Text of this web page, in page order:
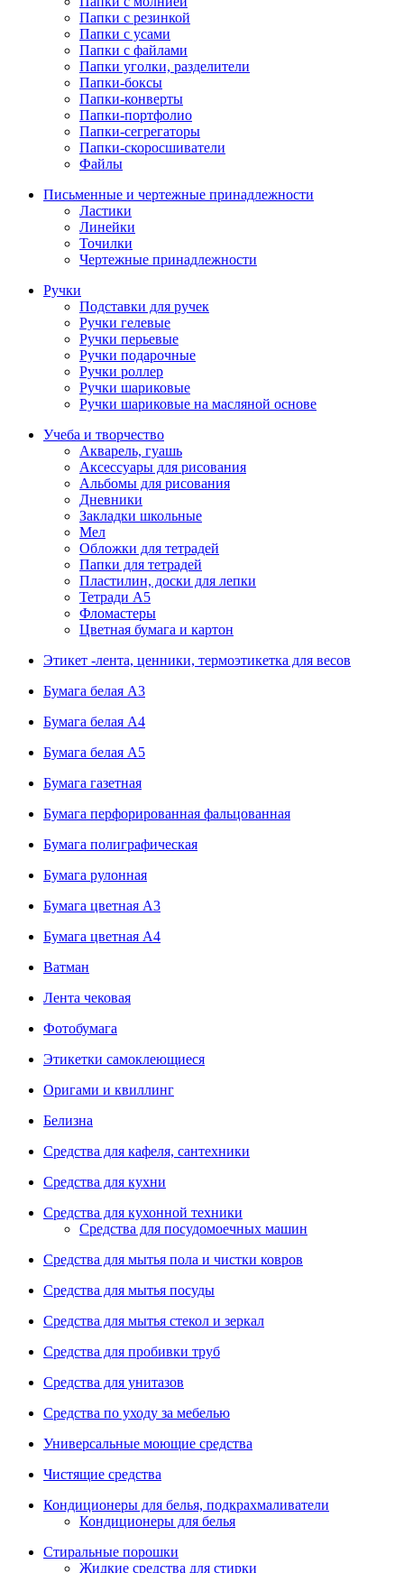
Папки с резинкой
Папки с усами
Папки с файлами
Папки уголки, разделители
Папки-боксы
Папки-конверты
Папки-портфолио
Папки-сегрегаторы
Папки-скоросшиватели
Файлы
Письменные и чертежные принадлежности
Ластики
Линейки
Точилки
Чертежные принадлежности
Ручки
Подставки для ручек
Ручки гелевые
Ручки перьевые
Ручки подарочные
Ручки роллер
Ручки шариковые
Ручки шариковые на масляной основе
Учеба и творчество
Акварель, гуашь
Аксессуары для рисования
Альбомы для рисования
Дневники
Закладки школьные
Мел
Обложки для тетрадей
Папки для тетрадей
Пластилин, доски для лепки
Тетради А5
Фломастеры
Цветная бумага и картон
Этикет -лента, ценники, термоэтикетка для весов
Бумага белая А3
Бумага белая А4
Бумага белая А5
Бумага газетная
Бумага перфорированная фальцованная
Бумага полиграфическая
Бумага рулонная
Бумага цветная А3
Бумага цветная А4
Ватман
Лента чековая
Фотобумага
Этикетки самоклеющиеся
Оригами и квиллинг
Белизна
Средства для кафеля, сантехники
Средства для кухни
Средства для кухонной техники
Средства для посудомоечных машин
Средства для мытья пола и чистки ковров
Средства для мытья посуды
Средства для мытья стекол и зеркал
Средства для пробивки труб
Средства для унитазов
Средства по уходу за мебелью
Универсальные моющие средства
Чистящие средства
Кондиционеры для белья, подкрахмаливатели
Кондиционеры для белья
Стиральные порошки
Жидкие средства для стирки